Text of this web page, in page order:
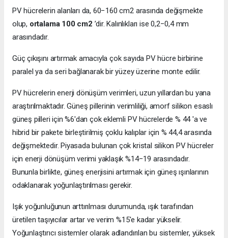
PV hücrelerin alanları da, 60−160 cm2 arasında değişmekte
olup, ortalama 100 cm2 ’dir. Kalınlıkları ise 0,2−0,4 mm
arasındadır.
Güç çıkışını artırmak amacıyla çok sayıda PV hücre birbirine
paralel ya da seri bağlanarak bir yüzey üzerine monte edilir.
PV hücrelerin enerji dönüşüm verimleri, uzun yıllardan bu yana
araştırılmaktadır. Güneş pillerinin verimliliği, amorf silikon esaslı
güneş pilleri için %6'dan çok eklemli PV hücrelerde % 44 'a ve
hibrid bir pakete birleştirilmiş çoklu kalıplar için % 44,4 arasında
değişmektedir. Piyasada bulunan çok kristal silikon PV hücreler
için enerji dönüşüm verimi yaklaşık %14−19 arasındadır.
Bununla birlikte, güneş enerjisini artırmak için güneş ışınlarının
odaklanarak yoğunlaştırılması gerekir.
Işık yoğunluğunun arttırılması durumunda, ışık tarafından
üretilen taşıyıcılar artar ve verim %15'e kadar yükselir.
Yoğunlaştırıcı sistemler olarak adlandırılan bu sistemler, yüksek